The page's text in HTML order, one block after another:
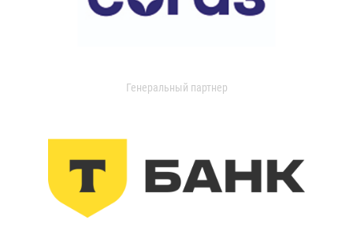
Генеральный партнер